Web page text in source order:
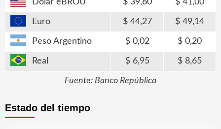
Dólar eBROU 39,60 41,00
Euro 44,27 49,14
Peso Argentino 0,02 0,20
Real 6,95 8,65
Fuente: Banco República
Estado del tiempo